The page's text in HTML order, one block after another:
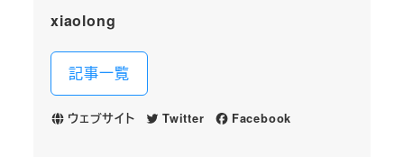
xiaolong
記事一覧
ウェブサイト Twitter Facebook